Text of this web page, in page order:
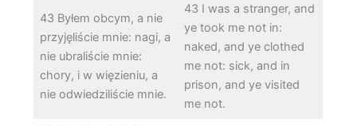
43 Byłem obcym, a nie
przyjęliście mnie: nagi, a
nie ubraliście mnie:
chory, i w więzieniu, a
nie odwiedziliście mnie.
43 I was a stranger, and
ye took me not in:
naked, and ye clothed
me not: sick, and in
prison, and ye visited
me not.